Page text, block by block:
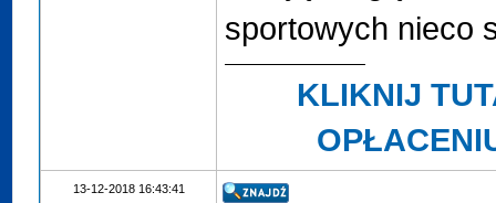
sportowych nieco
KLIKNIJ
13-12-2018 16:43:41